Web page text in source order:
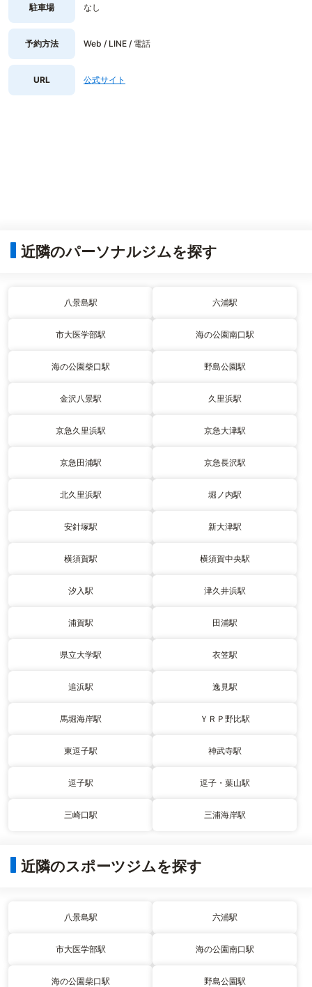
駐車場 なし
予約方法 Web / LINE / 電話
URL 公式サイト
近隣のパーソナルジムを探す
八景島駅 六浦駅
市大医学部駅 海の公園南口駅
海の公園柴口駅 野島公園駅
金沢八景駅 久里浜駅
京急久里浜駅 京急大津駅
京急田浦駅 京急長沢駅
北久里浜駅 堀ノ内駅
安針塚駅 新大津駅
横須賀駅 横須賀中央駅
汐入駅 津久井浜駅
浦賀駅 田浦駅
県立大学駅 衣笠駅
追浜駅 逸見駅
馬堀海岸駅 ＹＲＰ野比駅
東逗子駅 神武寺駅
逗子駅 逗子・葉山駅
三崎口駅 三浦海岸駅
近隣のスポーツジムを探す
八景島駅 六浦駅
市大医学部駅 海の公園南口駅
海の公園柴口駅 野島公園駅